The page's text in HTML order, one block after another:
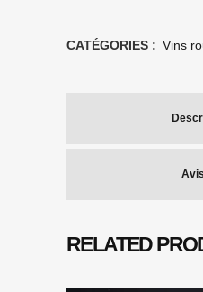
CATÉGORIES : Vins
RELATED